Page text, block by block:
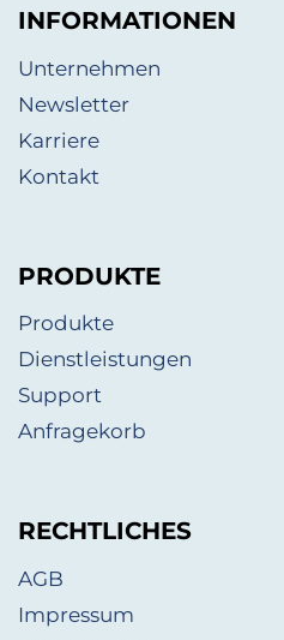
INFORMATIONEN
Unternehmen
Newsletter
Karriere
Kontakt
PRODUKTE
Produkte
Dienstleistungen
Support
Anfragekorb
RECHTLICHES
AGB
Impressum